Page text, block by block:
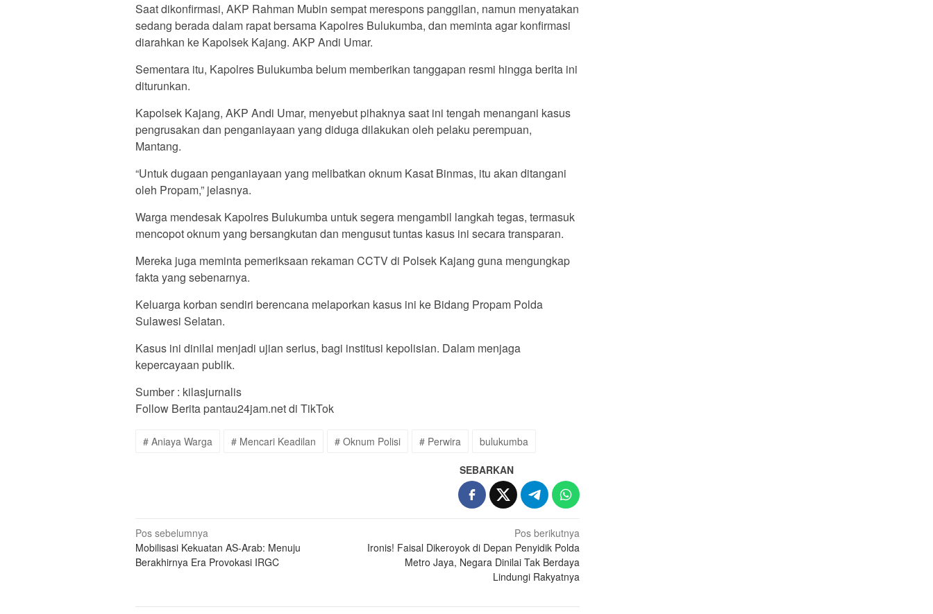
Saat dikonfirmasi, AKP Rahman Mubin sempat merespons panggilan, namun menyatakan
sedang berada dalam rapat bersama Kapolres Bulukumba, dan meminta agar konfirmasi
diarahkan ke Kapolsek Kajang. AKP Andi Umar.
Sementara itu, Kapolres Bulukumba belum memberikan tanggapan resmi hingga berita ini
diturunkan.
Kapolsek Kajang, AKP Andi Umar, menyebut pihaknya saat ini tengah menangani kasus
pengrusakan dan penganiayaan yang diduga dilakukan oleh pelaku perempuan,
Mantang.
“Untuk dugaan penganiayaan yang melibatkan oknum Kasat Binmas, itu akan ditangani
oleh Propam,” jelasnya.
Warga mendesak Kapolres Bulukumba untuk segera mengambil langkah tegas, termasuk
mencopot oknum yang bersangkutan dan mengusut tuntas kasus ini secara transparan.
Mereka juga meminta pemeriksaan rekaman CCTV di Polsek Kajang guna mengungkap
fakta yang sebenarnya.
Keluarga korban sendiri berencana melaporkan kasus ini ke Bidang Propam Polda
Sulawesi Selatan.
Kasus ini dinilai menjadi ujian serius, bagi institusi kepolisian. Dalam menjaga
kepercayaan publik.
Sumber : kilasjurnalis
Follow Berita pantau24jam.net di TikTok
# Aniaya Warga # Mencari Keadilan # Oknum Polisi # Perwira bulukumba
SEBARKAN
Navigasi
pos
Pos sebelumnya
Mobilisasi Kekuatan AS-Arab: Menuju
Berakhirnya Era Provokasi IRGC
Pos berikutnya
Ironis! Faisal Dikeroyok di Depan Penyidik Polda
Metro Jaya, Negara Dinilai Tak Berdaya
Lindungi Rakyatnya